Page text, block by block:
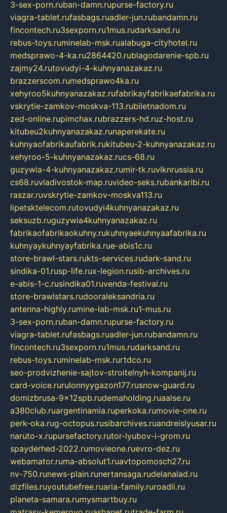
3-sex-porn.ruban-damn.rupurse-factory.ru
viagra-tablet.rufasbags.ruadler-jun.rubandamn.ru
fincontech.ru3sexporn.ru1mus.rudarksand.ru
rebus-toys.ruminelab-msk.rualabuga-cityhotel.ru
medsprawo-4-ka.ru2864420.rublagodarenie-spb.ru
zajmy24.rutovudyi-4-kuhnyanazakaz.ru
brazzerscom.rumedsprawo4ka.ru
xehyroo5kuhnyanazakaz.rufabrikayfabrikaefabrika.ru
vskrytie-zamkov-moskva-113.rubiletnadom.ru
zed-online.rupimchax.rubrazzers-hd.ruz-host.ru
kitubeu2kuhnyanazakaz.runaperekate.ru
kuhnyaofabrikaufabrik.rukitubeu-2-kuhnyanazakaz.ru
xehyroo-5-kuhnyanazakaz.rucs-68.ru
guzywia-4-kuhnyanazakaz.rumir-tk.ruvlknrussia.ru
cs68.ruvladivostok-map.ruvideo-seks.rubankaribi.ru
raszar.ruvskrytie-zamkov-moskva113.ru
lipetsktelecom.rutovudyi4kuhnyanazakaz.ru
seksuzb.ruguzywia4kuhnyanazakaz.ru
fabrikaofabrikaokuhny.rukuhnyaekuhnyaafabrika.ru
kuhnyaykuhnyayfabrika.rue-abis1c.ru
store-brawl-stars.rukts-services.rudark-sand.ru
sindika-01.rusp-life.rux-legion.rusib-archives.ru
e-abis-1-c.rusindika01.ruvenda-festival.ru
store-brawlstars.rudooraleksandria.ru
antenna-highly.rumine-lab-msk.ru1-mus.ru
3-sex-porn.ruban-damn.rupurse-factory.ru
viagra-tablet.rufasbags.ruadler-jun.rubandamn.ru
fincontech.ru3sexporn.ru1mus.rudarksand.ru
rebus-toys.ruminelab-msk.rurtdco.ru
seo-prodvizhenie-sajtov-stroitelnyh-kompanij.ru
card-voice.rurulonnyygazon177.rusnow-guard.ru
domizbrusa-9x12spb.rudemaholding.ruaalse.ru
a380club.ruargentinamia.ruperkoka.rumovie-one.ru
perk-oka.rug-octopus.rusibarchives.ruandreislyusar.ru
naruto-x.rupursefactory.rutor-lyubov-i-grom.ru
spayderhed-2022.rumovieone.ruevro-dez.ru
webamator.ruma-absolut1.ruavtopomosch27.ru
nv-750.runews-plain.runertansaga.rudelanalad.ru
dizfiles.ruyoutubefree.ruaria-family.ruroadli.ru
planeta-samara.rumysmartbuy.ru